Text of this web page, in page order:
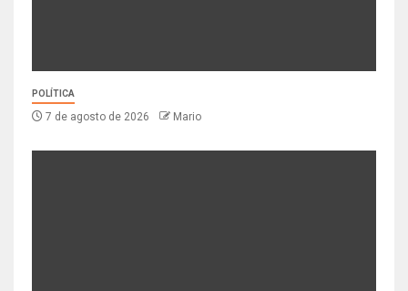
POLÍTICA
7 de agosto de 2026 Mario